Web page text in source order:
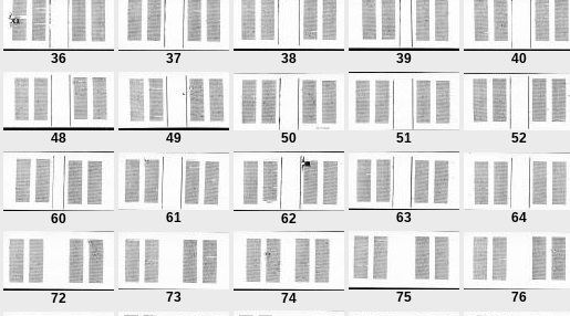
36 37 38 39 40
48 49 50 51 52
60 61 62 63 64
72 73 74 75 76